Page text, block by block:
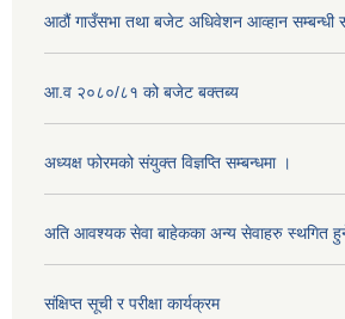
आठौं गाउँसभा तथा बजेट अधिवेशन आव्हान सम्बन्धी
आ.व २०८०/८१ को बजेट बक्तब्य
अध्यक्ष फोरमको संयुक्त विज्ञप्ति सम्बन्धमा ।
अति आवश्यक सेवा बाहेकका अन्य सेवाहरु स्थगित
संक्षिप्त सूची र परीक्षा कार्यक्रम